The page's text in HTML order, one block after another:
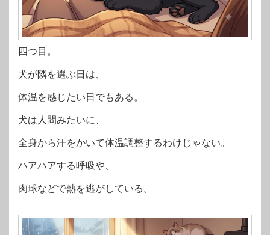
四つ目。
犬が隣を選ぶ日は、
体温を感じたい日でもある。
犬は人間みたいに、
全身から汗をかいて体温調整するわけじゃない。
ハアハアする呼吸や、
肉球などで熱を逃がしている。